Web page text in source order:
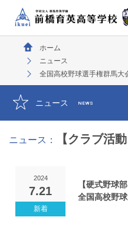
ホーム
ニュース
全国高校野球選手権群馬大
ニュース NEWS
ニュース： 【クラブ活
2024
7.21
【硬式野球部
全国高校野